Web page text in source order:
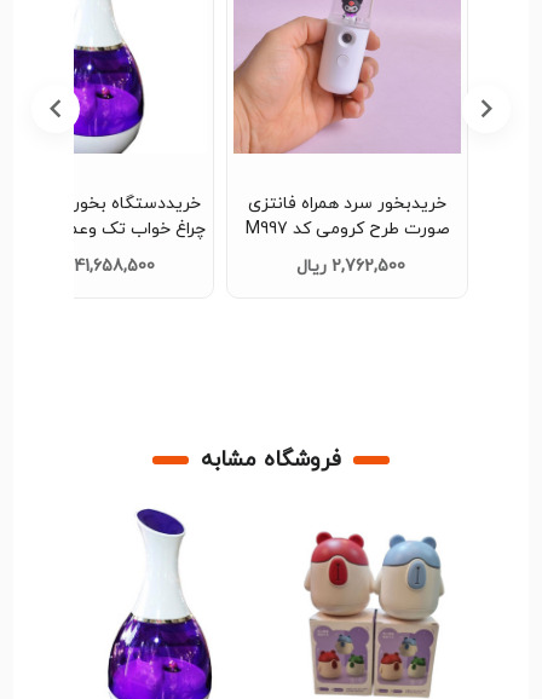
خریدبخور سرد همراه فانتزی
صورت طرح کرومی کد M997
تک و عمده
2,762,500 ریال
خریددستگاه بخورسرد همراه
چراغ خواب تک وعمده کد d247
41,658,500 ریال
فروشگاه مشابه